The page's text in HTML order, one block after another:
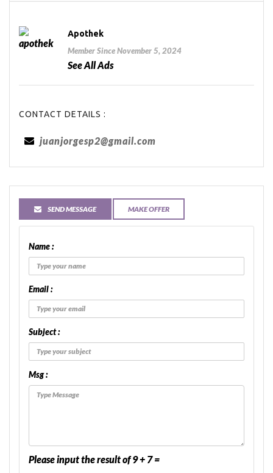
Apothek
Member Since November 5, 2024
See All Ads
CONTACT DETAILS :
juanjorgesp2@gmail.com
SEND MESSAGE MAKE OFFER
Name :
Email :
Subject :
Msg :
Please input the result of 9 + 7 =